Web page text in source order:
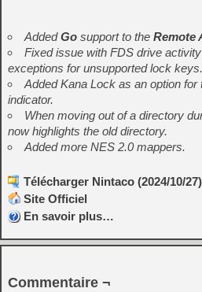
AddedGo support to the Remote
Fixed issue with FDS drive
exceptions for unsupported lock keys.
Added Kana Lock as an option
indicator.
When moving out of a directory
now highlights the old directory.
Added more NES 2.0mappers.
Télécharger Nintaco (2024/10/
Site Officiel
En savoir plus…
Commentaire ¬